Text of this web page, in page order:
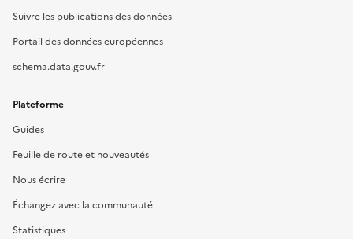
Suivre les publications des données
Portail des données européennes
schema.data.gouv.fr
Plateforme
Guides
Feuille de route et nouveautés
Nous écrire
Échangez avec la communauté
Statistiques